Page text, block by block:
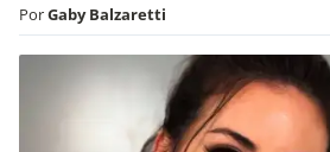
PorGaby Balzaretti